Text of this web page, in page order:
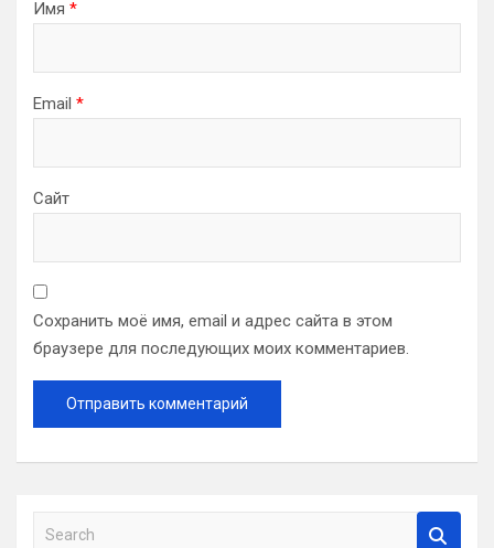
Имя *
Email *
Сайт
Сохранить моё имя, email и адрес сайта в этом
браузере для последующих моих комментариев.